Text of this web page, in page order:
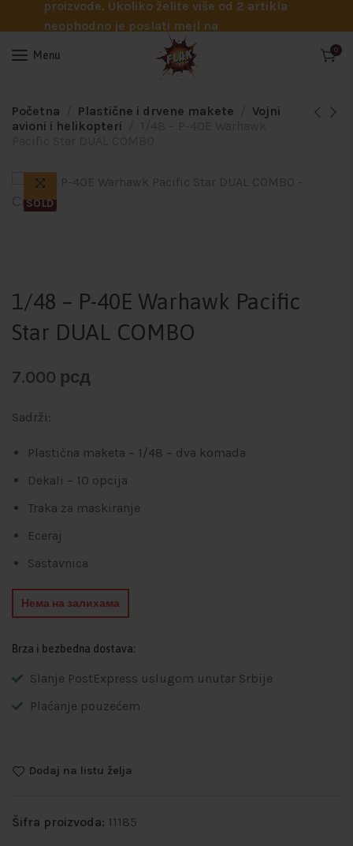
proizvode. Ukoliko želite više od 2 artikla
neophodno je poslati mejl na
info@flakhobby.com sa preciznim šiframa
proizvoda. Svakako nas možete pozvati
potrebna pomoć oko odabira.
Menu 0
Početna Plastične i drvene makete
Vojni
avioni i helikopteri
SOLD
1/48 – P-40E Warhawk Pacific
Star DUAL COMBO
7.000 рсд
Sadrži:
Plastična maketa – 1/48 – dva komada
Dekali – 10 opcija
Traka za maskiranje
Eceraj
Sastavnica
Нема на залихама
Brza i bezbedna dostava:
Slanje PostExpress uslugom unutar Srbije
Plaćanje pouzećem
Dodaj na listu želja
Šifra proizvoda: 11185